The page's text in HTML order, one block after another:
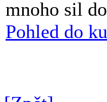
mnoho sil
Pohled do